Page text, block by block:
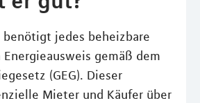
benötigt jedes beheizbare
Energieausweis gemäß dem
(GEG). Dieser
Mieter und Käufer über